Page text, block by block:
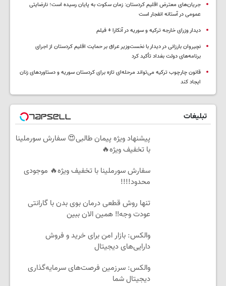
جریان‌های معترض اقلیم کردستان: زمان سکوت به پایان رسیده است؛ نارضایتی
عمومی در آستانه انفجار است
دیدار وزرای خارجه ترکیه و سوریه در آنکارا + فیلم
نچیروان بارزانی در دیدار با نخست‌وزیر عراق بر حمایت اقلیم کردستان از اجرای
برنامه‌های دولت بغداد تأکید کرد
قانون چارچوب ترکیه می‌تواند مرحله‌ای تازه برای کردستان سوریه و دستاوردهای زنان
ایجاد کند
تبلیغات
پیشنهاد ویژه پیمان طالبی😍 سفارش سورملینا
با تخفیف ویژه🔥
سفارش سورملینا با تخفیف ویژه🔥 موجودی
محدود!!!!
تنها روش قطعی درمان بوی بدن با گارانتی
عودت وجه‼️ همین الان ببین
والکس: بازار امن برای خرید و فروش
دارایی‌های دیجیتال
والکس: سرزمین فرصت‌های سرمایه‌گذاری
دیجیتال شما